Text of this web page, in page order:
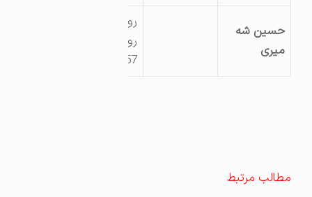
حسین شه
میری
رودان بخش جغین
روستای بجگوئیه
07652284957
مطالب مرتبط